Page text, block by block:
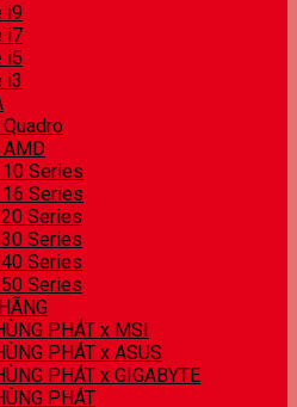
i9
i7
i5
i3
Quadro
AMD
10 Series
16 Series
20 Series
30 Series
40 Series
50 Series
PHÁT x MSI
PHÁT x ASUS
PHÁT x GIGABYTE
PHÁT